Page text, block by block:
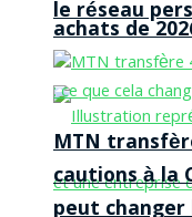
achats de
le réseau
MTN
cautions à la